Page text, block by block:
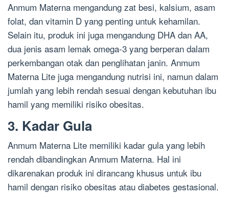
Anmum Materna mengandung zat besi, kalsium, asam
folat, dan vitamin D yang penting untuk kehamilan.
Selain itu, produk ini juga mengandung DHA dan AA,
dua jenis asam lemak omega-3 yang berperan dalam
perkembangan otak dan penglihatan janin. Anmum
Materna Lite juga mengandung nutrisi ini, namun dalam
jumlah yang lebih rendah sesuai dengan kebutuhan ibu
hamil yang memiliki risiko obesitas.
3. Kadar Gula
Anmum Materna Lite memiliki kadar gula yang lebih
rendah dibandingkan Anmum Materna. Hal ini
dikarenakan produk ini dirancang khusus untuk ibu
hamil dengan risiko obesitas atau diabetes gestasional.